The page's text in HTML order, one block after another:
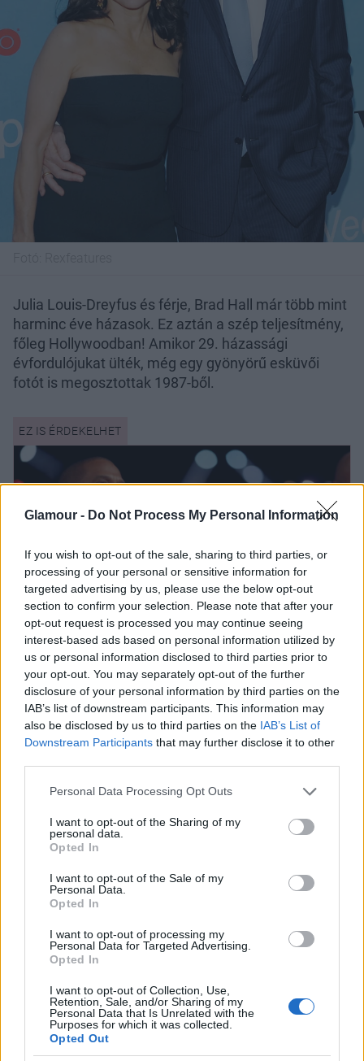
Glamour - Do Not Process My Personal Information
If you wish to opt-out of the sale, sharing to third parties, or
processing of your personal or sensitive information for
targeted advertising by us, please use the below opt-out
section to confirm your selection. Please note that after your
opt-out request is processed you may continue seeing
interest-based ads based on personal information utilized by
us or personal information disclosed to third parties prior to
your opt-out. You may separately opt-out of the further
disclosure of your personal information by third parties on the
IAB’s list of downstream participants. This information may
also be disclosed by us to third parties on the IAB’s List of
Downstream Participants that may further disclose it to other
Please note that this website/app uses one or more Google
not limited to your visit or usage behaviour. You may click to
grant or deny consent to Google and its third-party tags to
use your data for below specified purposes in below Google
consent section.
Personal Data Processing Opt Outs
I want to opt-out of the Sharing of my
personal data.
Opted In
I want to opt-out of the Sale of my
Personal Data.
Opted In
I want to opt-out of processing my
Personal Data for Targeted Advertising.
Opted In
I want to opt-out of Collection, Use,
Retention, Sale, and/or Sharing of my
Personal Data that Is Unrelated with the
Purposes for which it was collected.
Opted Out
Julia Louis-Dreyfus és férje, Brad Hall már több mint
harminc éve házasok. Ez aztán a szép teljesítmény,
főleg Hollywoodban! Amikor 29. házassági
évfordulójukat ülték, még egy gyönyörű esküvői
fotót is megosztottak 1987-ből.
Létezik igaz szerelem Hollywoodban!
7 sztárpár, akik évek óta boldogok
együtt
6. Victoria Beckham és David
Beckham